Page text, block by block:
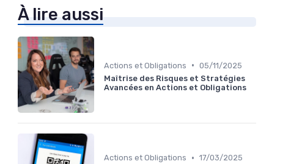
À lire aussi
Actions et Obligations • 05/11/2025
Maîtrise des Risques et Stratégies
Avancées en Actions et Obligations
Actions et Obligations • 17/03/2025